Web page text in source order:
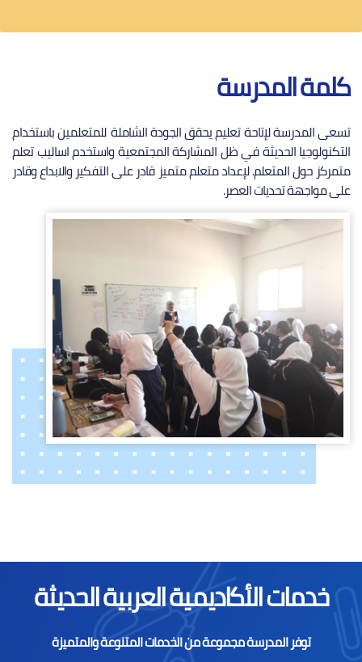
كلمة المدرسة
تسعى المدرسة لإتاحة تعليم يحقق الجودة الشاملة للمتعلمين باستخدام
التكنولوجيا الحديثة في ظل المشاركة المجتمعية واستخدم اساليب تعلم
متمركز حول المتعلم. لإعداد متعلم متميز قادر على التفكير والابداع وقادر
على مواجهة تحديات العصر.
خدمات الأكاديمية العربية الحديثة
توفر المدرسة مجموعة من الخدمات المتنوعة والمتميزة